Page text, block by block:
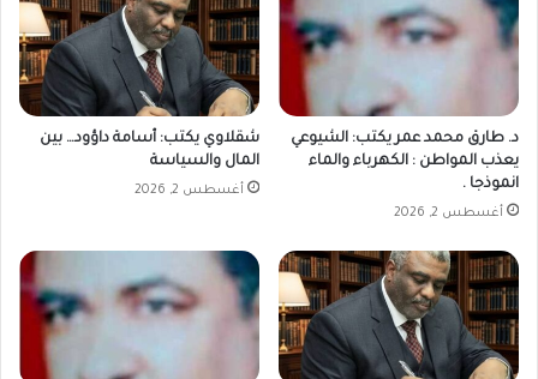
د. طارق محمد عمر يكتب: الشيوعي
يعذب المواطن : الكهرباء والماء
انموذجا .
أغسطس 2, 2026
شقلاوي يكتب: أسامة داؤود… بين
المال والسياسة
أغسطس 2, 2026